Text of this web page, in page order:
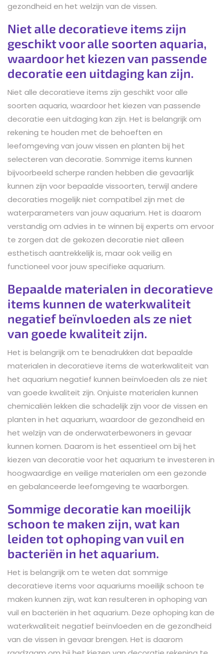
gezondheid en het welzijn van de vissen.
Niet alle decoratieve items zijn
geschikt voor alle soorten aquaria,
waardoor het kiezen van passende
decoratie een uitdaging kan zijn.
Niet alle decoratieve items zijn geschikt voor alle
soorten aquaria, waardoor het kiezen van passende
decoratie een uitdaging kan zijn. Het is belangrijk om
rekening te houden met de behoeften en
leefomgeving van jouw vissen en planten bij het
selecteren van decoratie. Sommige items kunnen
bijvoorbeeld scherpe randen hebben die gevaarlijk
kunnen zijn voor bepaalde vissoorten, terwijl andere
decoraties mogelijk niet compatibel zijn met de
waterparameters van jouw aquarium. Het is daarom
verstandig om advies in te winnen bij experts om ervoor
te zorgen dat de gekozen decoratie niet alleen
esthetisch aantrekkelijk is, maar ook veilig en
functioneel voor jouw specifieke aquarium.
Bepaalde materialen in decoratieve
items kunnen de waterkwaliteit
negatief beïnvloeden als ze niet
van goede kwaliteit zijn.
Het is belangrijk om te benadrukken dat bepaalde
materialen in decoratieve items de waterkwaliteit van
het aquarium negatief kunnen beïnvloeden als ze niet
van goede kwaliteit zijn. Onjuiste materialen kunnen
chemicaliën lekken die schadelijk zijn voor de vissen en
planten in het aquarium, waardoor de gezondheid en
het welzijn van de onderwaterbewoners in gevaar
kunnen komen. Daarom is het essentieel om bij het
kiezen van decoratie voor het aquarium te investeren in
hoogwaardige en veilige materialen om een gezonde
en gebalanceerde leefomgeving te waarborgen.
Sommige decoratie kan moeilijk
schoon te maken zijn, wat kan
leiden tot ophoping van vuil en
bacteriën in het aquarium.
Het is belangrijk om te weten dat sommige
decoratieve items voor aquariums moeilijk schoon te
maken kunnen zijn, wat kan resulteren in ophoping van
vuil en bacteriën in het aquarium. Deze ophoping kan de
waterkwaliteit negatief beïnvloeden en de gezondheid
van de vissen in gevaar brengen. Het is daarom